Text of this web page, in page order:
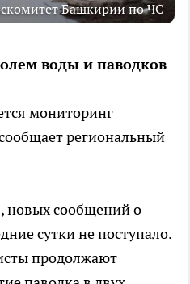
Башкирии по ЧС
воды и паводков
мониторинг
региональный
новых сообщений о
сутки не поступало.
продолжают